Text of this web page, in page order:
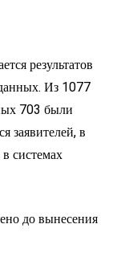
результатов
Из 1077
703 были
заявителей, в
системах
до вынесения